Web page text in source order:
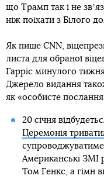
що Трамп так і не
ніж поїхати з Білого
Як пише CNN,
листа для обраної
Гарріс минулого
Джерело видання
як «особисте
20 січня
Церемонія
Американські ЗМІ
Том Генкс, а гімн